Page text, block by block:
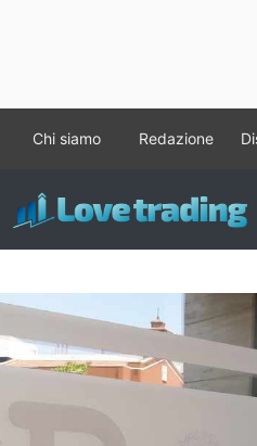
contenuto
Chi siamo Redazione